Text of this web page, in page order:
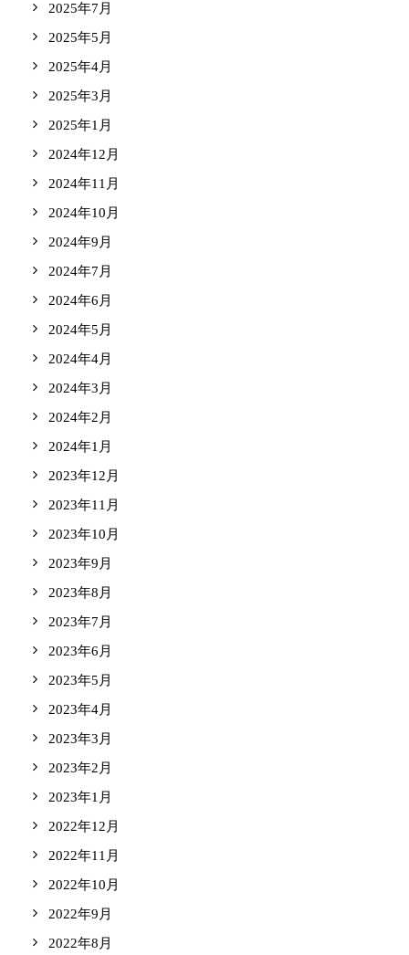
2025年7月
2025年5月
2025年4月
2025年3月
2025年1月
2024年12月
2024年11月
2024年10月
2024年9月
2024年7月
2024年6月
2024年5月
2024年4月
2024年3月
2024年2月
2024年1月
2023年12月
2023年11月
2023年10月
2023年9月
2023年8月
2023年7月
2023年6月
2023年5月
2023年4月
2023年3月
2023年2月
2023年1月
2022年12月
2022年11月
2022年10月
2022年9月
2022年8月